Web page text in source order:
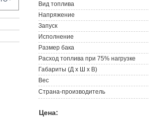
Вид топлива
Напряжение
Запуск
Исполнение
Размер бака
Расход топлива при 75% нагрузке
Габариты (Д х Ш х В)
Вес
Страна-производитель
Цена: